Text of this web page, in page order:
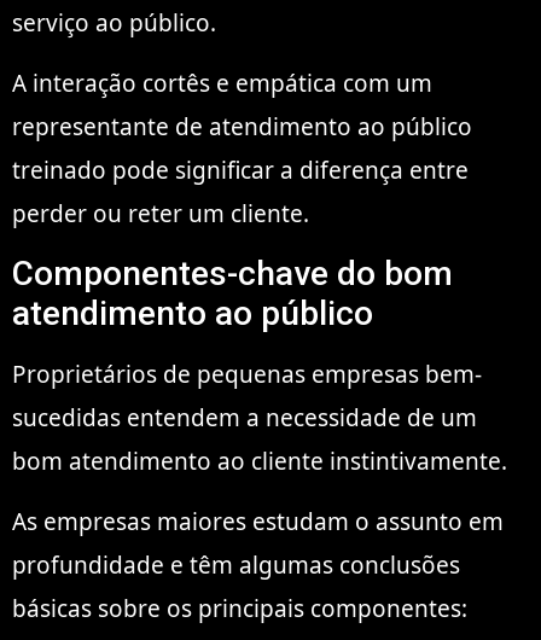
serviço ao público.
A interação cortês e empática com um
representante de atendimento ao público
treinado pode significar a diferença entre
perder ou reter um cliente.
Componentes-chave do bom
atendimento ao público
Proprietários de pequenas empresas bem-
sucedidas entendem a necessidade de um
bom atendimento ao cliente instintivamente.
As empresas maiores estudam o assunto em
profundidade e têm algumas conclusões
básicas sobre os principais componentes: